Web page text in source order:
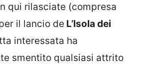
qui rilasciate (compresa
il lancio de L’Isola dei
interessata ha
smentito qualsiasi attrito